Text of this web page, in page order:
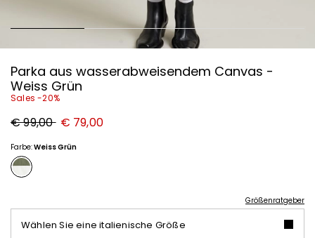
Parka aus wasserabweisendem Canvas -
Weiss Grün
Sales -20%
Ursprünglicher
Preis
99,00
€ 99,00 Neuer
Preis
79,00
€ 79,00
Farbe:Weiss Grün
Größenratgeber
Wählen Sie eine italienische Größe